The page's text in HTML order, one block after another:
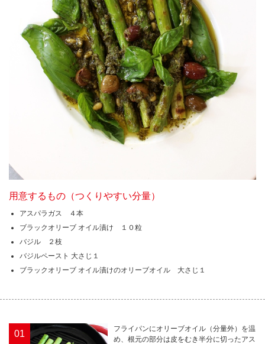
用意するもの（つくりやすい分量）
アスパラガス ４本
ブラックオリーブ オイル漬け １０粒
バジル ２枝
バジルペースト 大さじ１
ブラックオリーブ オイル漬けのオリーブオイル 大さじ１
01
フライパンにオリーブオイル（分量外）を温
め、根元の部分は皮をむき半分に切ったアス